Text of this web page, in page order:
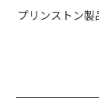
プリンストン